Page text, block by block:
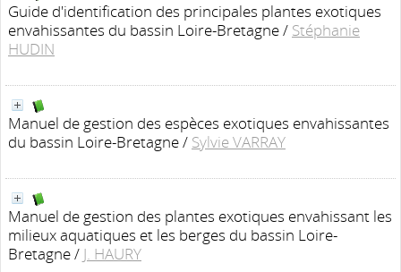
Guide d'identification des principales plantes exotiques
envahissantes du bassin Loire-Bretagne/ Stéphanie
HUDIN
Manuel de gestion des espèces exotiques envahissantes
du bassin Loire-Bretagne/ Sylvie VARRAY
Manuel de gestion des plantes exotiques envahissant les
milieux aquatiques et les berges du bassin Loire-
Bretagne/ J. HAURY